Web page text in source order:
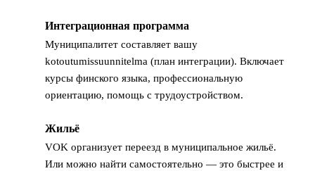
Интеграционная программа
Муниципалитет составляет вашу
kotoutumissuunnitelma (план интеграции). Включает
курсы финского языка, профессиональную
ориентацию, помощь с трудоустройством.
Жильё
VOK организует переезд в муниципальное жильё.
Или можно найти самостоятельно — это быстрее и